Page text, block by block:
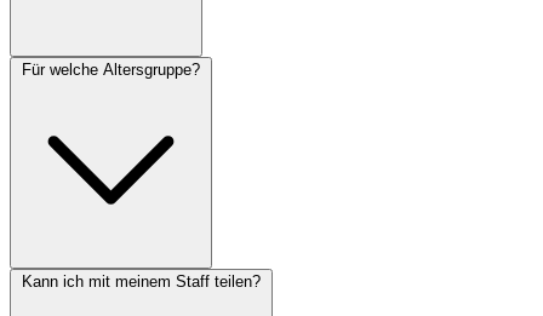
Für welche Altersgruppe?
Kann ich mit meinem Staff teilen?